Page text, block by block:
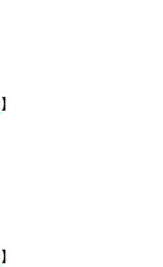
】
】